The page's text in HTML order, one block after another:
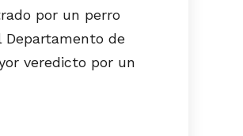
por un perro
de
veredicto por un